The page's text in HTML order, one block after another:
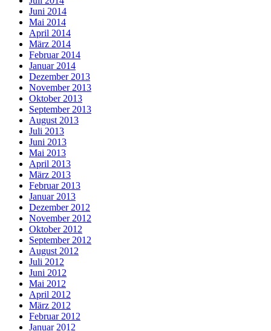
Juni 2014
Mai 2014
April 2014
März 2014
Februar 2014
Januar 2014
Dezember 2013
November 2013
Oktober 2013
September 2013
August 2013
Juli 2013
Juni 2013
Mai 2013
April 2013
März 2013
Februar 2013
Januar 2013
Dezember 2012
November 2012
Oktober 2012
September 2012
August 2012
Juli 2012
Juni 2012
Mai 2012
April 2012
März 2012
Februar 2012
Januar 2012